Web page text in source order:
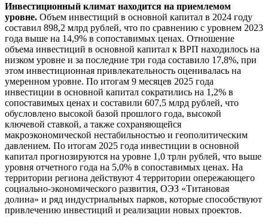
Инвестиционный климат находится на приемлемом
уровне. Объем инвестиций в основной капитал в 2024 году
составил 898,2 млрд рублей, что по сравнению с уровнем 2023
года выше на 14,9% в сопоставимых ценах. Отношение
объема инвестиций в основной капитал к ВРП находилось на
низком уровне и за последние три года составило 17,8%, при
этом инвестиционная привлекательность оценивалась на
умеренном уровне. По итогам 9 месяцев 2025 года
инвестиции в основной капитал сократились на 1,2% в
сопоставимых ценах и составили 607,5 млрд рублей, что
обусловлено высокой базой прошлого года, высокой
ключевой ставкой, а также сохраняющейся
макроэкономической нестабильностью и геополитическим
давлением. По итогам 2025 года инвестиции в основной
капитал прогнозируются на уровне 1,0 трлн рублей, что выше
уровня отчетного года на 5,0% в сопоставимых ценах. На
территории региона действуют 4 территории опережающего
социально-экономического развития, ОЭЗ «Титановая
долина» и ряд индустриальных парков, которые способствуют
привлечению инвестиций и реализации новых проектов.